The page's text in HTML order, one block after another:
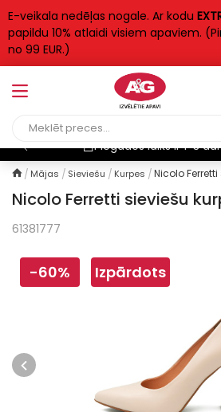
E-veikala nedēļas nogale. Ar kodu
papildu 10% atlaidi visiem apaviem.
no 99 EUR.)
Bezmaksas
Mājas Sieviešu Kurpes Nicolo
Nicolo Ferretti sieviešu
61381777
-60% Izpārdots